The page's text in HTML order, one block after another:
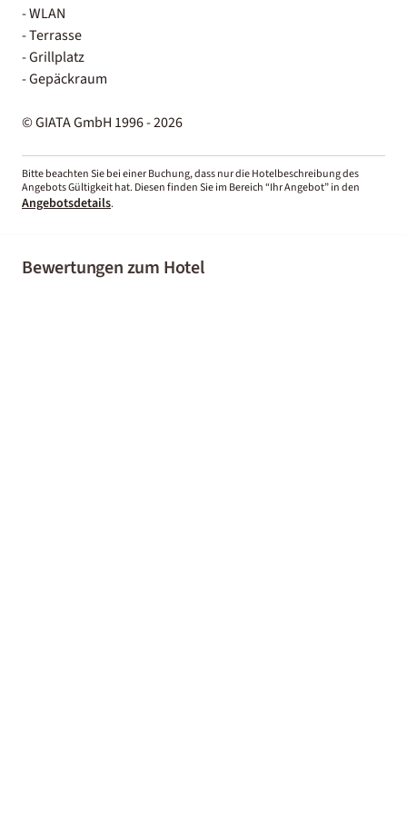
- WLAN
- Terrasse
- Grillplatz
- Gepäckraum
© GIATA GmbH 1996 - 2026
Bitte beachten Sie bei einer Buchung, dass nur die Hotelbeschreibung des
Angebots Gültigkeit hat. Diesen finden Sie im Bereich “Ihr Angebot” in den
Angebotsdetails.
Bewertungen zum Hotel